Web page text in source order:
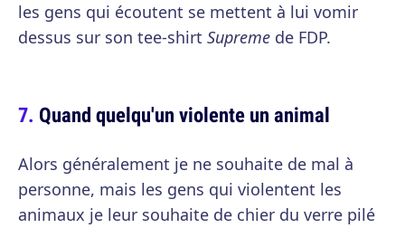
les gens qui écoutent se mettent à lui vomir
dessus sur son tee-shirt Supreme de FDP.
Quand quelqu'un violente un animal
Alors généralement je ne souhaite de mal à
personne, mais les gens qui violentent les
animaux je leur souhaite de chier du verre pilé